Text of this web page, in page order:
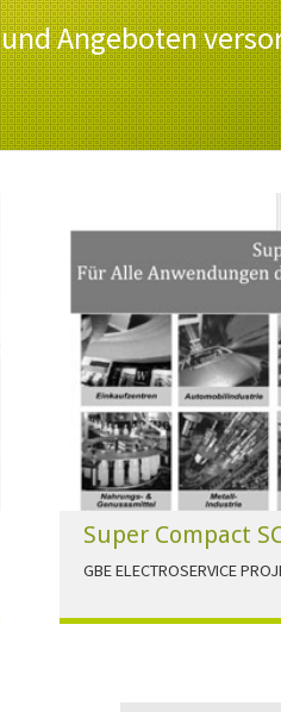
Angeboten
Super Compact
GBE ELECTROSERVICE